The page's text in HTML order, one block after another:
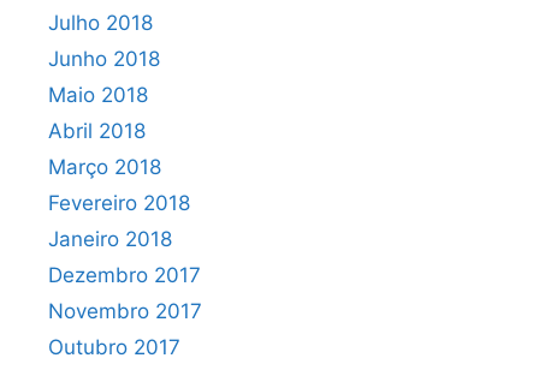
Julho 2018
Junho 2018
Maio 2018
Abril 2018
Março 2018
Fevereiro 2018
Janeiro 2018
Dezembro 2017
Novembro 2017
Outubro 2017